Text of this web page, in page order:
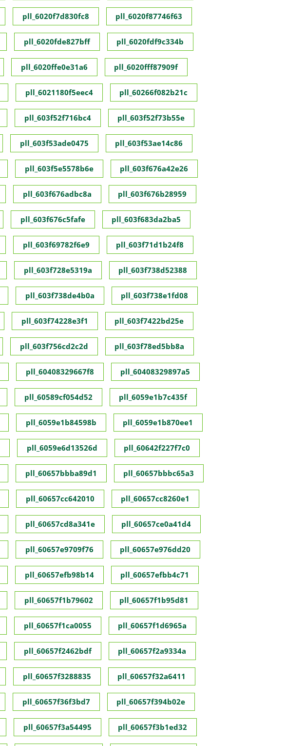
pll_6020f7d830fc8 pll_6020f87746f63
pll_6020fde827bff pll_6020fdf9c334b
pll_6020ffe0e31a6 pll_6020fff87909f
pll_6021180f5eec4 pll_60266f082b21c
pll_603f52f716bc4 pll_603f52f73b55e
pll_603f53ade0475 pll_603f53ae14c86
pll_603f5e5578b6e pll_603f676a42e26
pll_603f676adbc8a pll_603f676b28959
pll_603f676c5fafe pll_603f683da2ba5
pll_603f69782f6e9 pll_603f71d1b24f8
pll_603f728e5319a pll_603f738d52388
pll_603f738de4b0a pll_603f738e1fd08
pll_603f74228e3f1 pll_603f7422bd25e
pll_603f756cd2c2d pll_603f78ed5bb8a
pll_60408329667f8 pll_60408329897a5
pll_60589cf054d52 pll_6059e1b7c435f
pll_6059e1b84598b pll_6059e1b870ee1
pll_6059e6d13526d pll_60642f227f7c0
pll_60657bbba89d1 pll_60657bbbc65a3
pll_60657cc642010 pll_60657cc8260e1
pll_60657cd8a341e pll_60657ce0a41d4
pll_60657e9709f76 pll_60657e976dd20
pll_60657efb98b14 pll_60657efbb4c71
pll_60657f1b79602 pll_60657f1b95d81
pll_60657f1ca0055 pll_60657f1d6965a
pll_60657f2462bdf pll_60657f2a9334a
pll_60657f3288835 pll_60657f32a6411
pll_60657f36f3bd7 pll_60657f394b02e
pll_60657f3a54495 pll_60657f3b1ed32